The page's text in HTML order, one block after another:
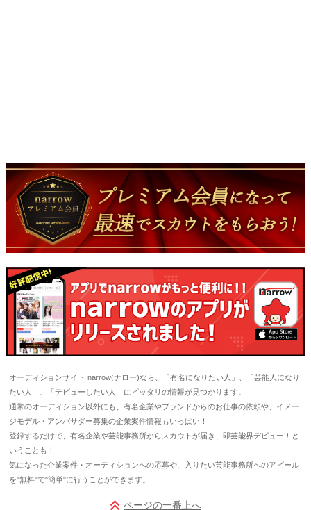
オーディションサイト narrow(ナロー)なら、「有名になりたい人」、「芸能人になり
たい人」、「デビューしたい人」にピッタリの情報が見つかります。
通常のオーディション以外にも、有名企業やブランドからのお仕事の依頼や、イメー
ジモデル・アンバサダー募集の企業案件情報もいっぱい！
登録するだけで、有名企業や芸能事務所からスカウトが届き、即芸能界デビュー！と
いうことも！
気になった企業案件・オーディションへの応募や、入りたい芸能事務所へのアピール
を"無料"で"簡単"に行うことができます。
ページの一番上へ